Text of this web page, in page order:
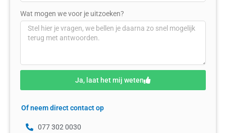
Wat mogen we voor je uitzoeken?
Ja, laat het mij weten
Of neem direct contact op
077 302 0030